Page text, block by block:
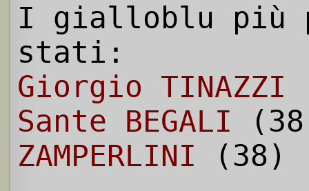
I gialloblu più
stati:
Giorgio TINAZZI
Sante BEGALI
ZAMPERLINI (38)